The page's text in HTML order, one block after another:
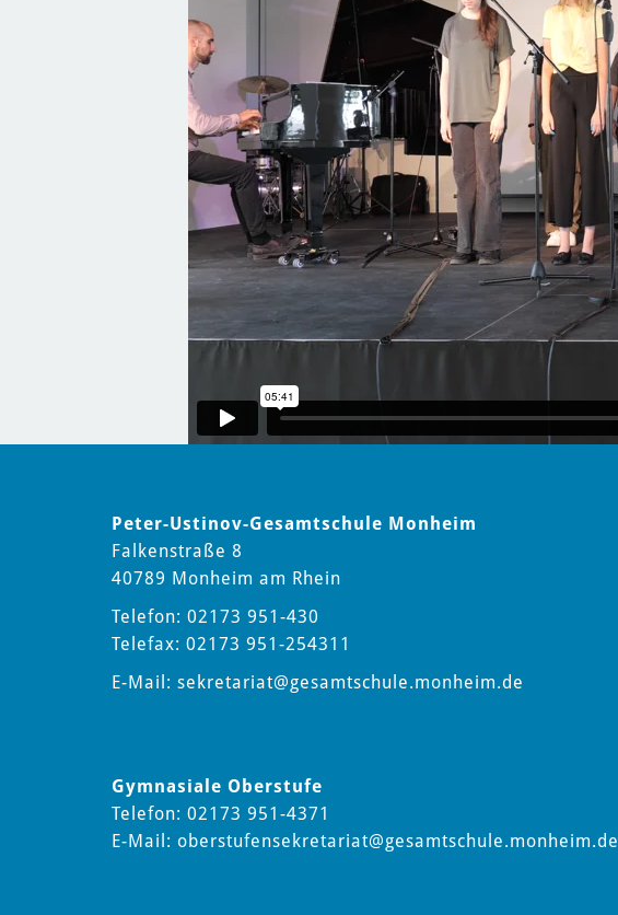
Peter-Ustinov-Gesamtschule Monheim
Falkenstraße 8
40789 Monheim am Rhein
Telefon: 02173 951-430
Telefax: 02173 951-254311
E-Mail: sekretariat@gesamtschule.monheim.de
Gymnasiale Oberstufe
Telefon: 02173 951-4371
E-Mail: oberstufensekretariat@gesamtschule.monheim.de